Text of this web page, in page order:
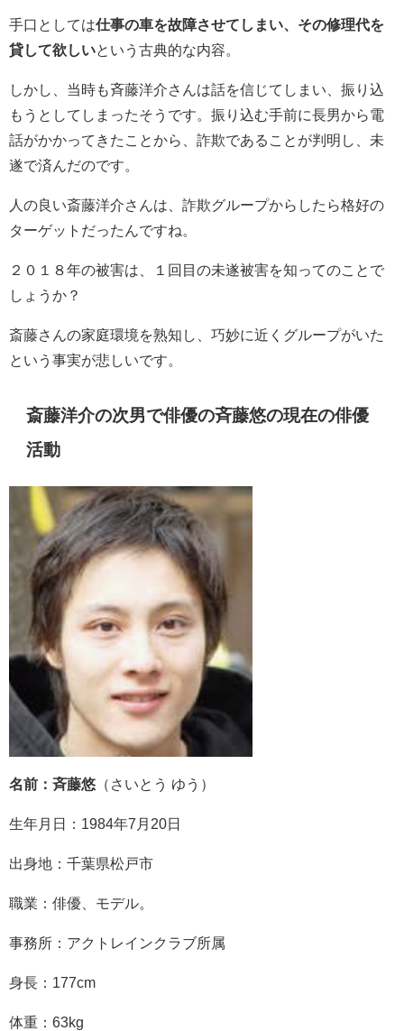
手口としては仕事の車を故障させてしまい、その修理代を
貸して欲しいという古典的な内容。
しかし、当時も斉藤洋介さんは話を信じてしまい、振り込
もうとしてしまったそうです。振り込む手前に長男から電
話がかかってきたことから、詐欺であることが判明し、未
遂で済んだのです。
人の良い斎藤洋介さんは、詐欺グループからしたら格好の
ターゲットだったんですね。
２０１８年の被害は、１回目の未遂被害を知ってのことで
しょうか？
斎藤さんの家庭環境を熟知し、巧妙に近くグループがいた
という事実が悲しいです。
斎藤洋介の次男で俳優の斉藤悠の現在の俳優
活動
名前：斉藤悠 （さいとう ゆう）
生年月日：1984年7月20日
出身地：千葉県松戸市
職業：俳優 モデル
事務所：アクトレインクラブ所属
身長： 177cm
体重： 63kg